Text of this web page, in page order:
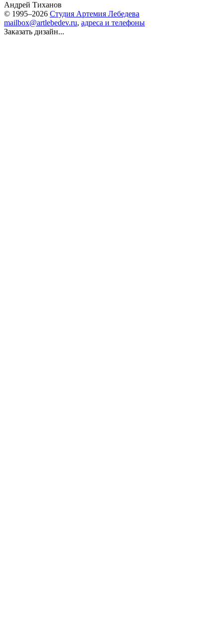
Андрей Тиханов
© 1995–2026 Студия Артемия Лебедева
mailbox@artlebedev.ru, адреса и телефоны
Заказать дизайн...